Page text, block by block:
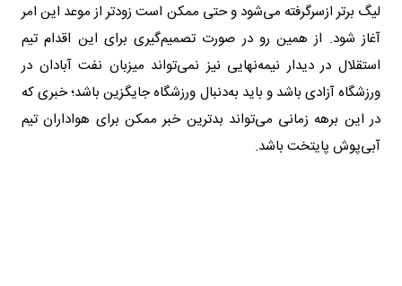
لیگ برتر ازسرگرفته می‌شود و حتی ممکن است زودتر از موعد این امر
آغاز شود. از همین رو در صورت تصمیم‌گیری برای این اقدام تیم
استقلال در دیدار نیمه‌نهایی نیز نمی‌تواند میزبان نفت آبادان در
ورزشگاه آزادی باشد و باید به‌دنبال ورزشگاه جایگزین باشد؛ خبری که
در این برهه زمانی می‌تواند بدترین خبر ممکن برای هواداران تیم
آبی‌پوش پایتخت باشد.